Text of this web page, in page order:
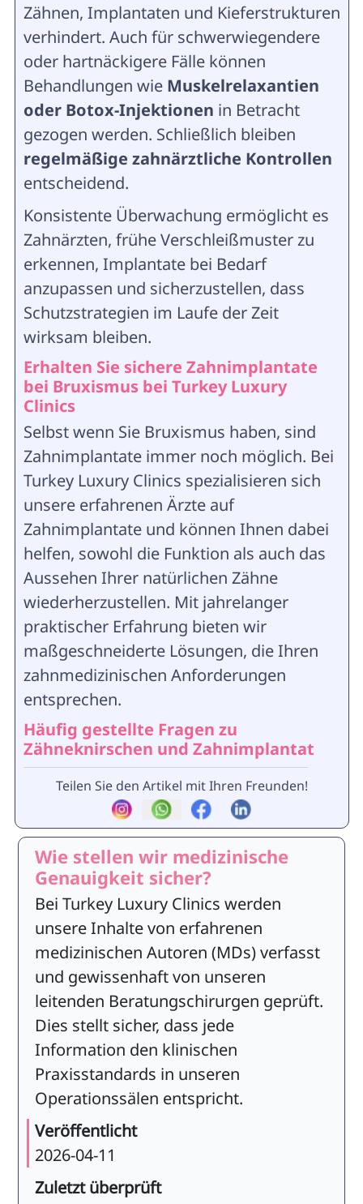
Zähnen, Implantaten und Kieferstrukturen
verhindert. Auch für schwerwiegendere
oder hartnäckigere Fälle können
Behandlungen wie Muskelrelaxantien
oder Botox-Injektionen in Betracht
gezogen werden. Schließlich bleiben
regelmäßige zahnärztliche Kontrollen
entscheidend.
Konsistente Überwachung ermöglicht es
Zahnärzten, frühe Verschleißmuster zu
erkennen, Implantate bei Bedarf
anzupassen und sicherzustellen, dass
Schutzstrategien im Laufe der Zeit
wirksam bleiben.
Erhalten Sie sichere Zahnimplantate
bei Bruxismus bei Turkey Luxury
Clinics
Selbst wenn Sie Bruxismus haben, sind
Zahnimplantate immer noch möglich. Bei
Turkey Luxury Clinics spezialisieren sich
unsere erfahrenen Ärzte auf
Zahnimplantate und können Ihnen dabei
helfen, sowohl die Funktion als auch das
Aussehen Ihrer natürlichen Zähne
wiederherzustellen. Mit jahrelanger
praktischer Erfahrung bieten wir
maßgeschneiderte Lösungen, die Ihren
zahnmedizinischen Anforderungen
entsprechen.
Häufig gestellte Fragen zu
Zähneknirschen und Zahnimplantat
Teilen Sie den Artikel mit Ihren Freunden!
Wie stellen wir medizinische
Genauigkeit sicher?
Bei Turkey Luxury Clinics werden
unsere Inhalte von erfahrenen
medizinischen Autoren (MDs) verfasst
und gewissenhaft von unseren
leitenden Beratungschirurgen geprüft.
Dies stellt sicher, dass jede
Information den klinischen
Praxisstandards in unseren
Operationssälen entspricht.
Veröffentlicht
2026-04-11
Zuletzt überprüft